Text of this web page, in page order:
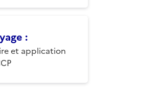
:
et application